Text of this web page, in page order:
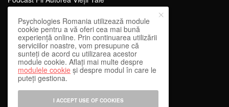
Evenimente Fii Autoarea Vieții Tale!
SportEdu
Antrenament Mental pentru Sportivi
Learning Network
WEnough
Reward & Engage
Psychologies Romania utilizează module
cookie pentru a vă oferi cea mai bună
experiență online. Prin continuarea utilizării
serviciilor noastre, vom presupune că
sunteți de acord cu utilizarea acestor
module cookie. Aflați mai multe despre
modulele cookie și despre modul în care le
puteți gestiona.
I ACCEPT USE OF COOKIES